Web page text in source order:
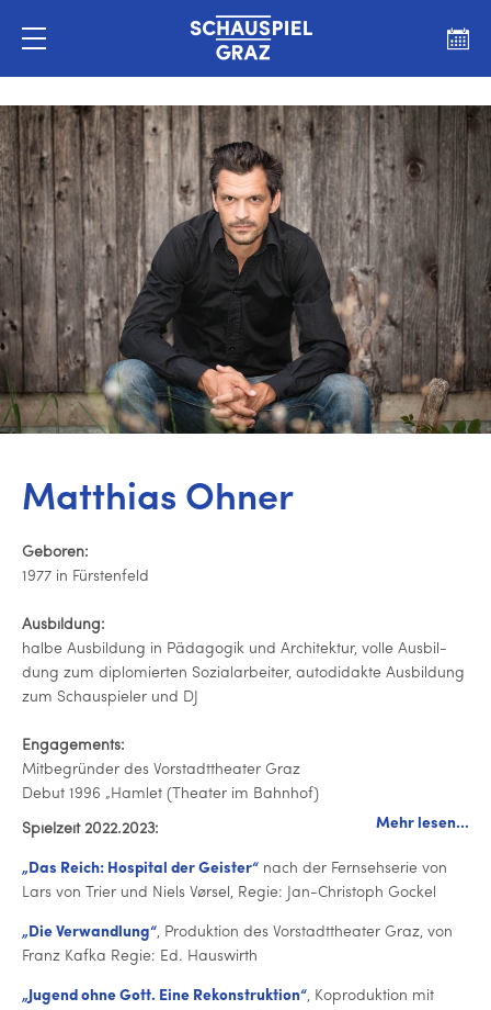
Matthias Ohner
Geboren:
1977 in Fürs­ten­feld
Aus­bil­dung:
halbe Aus­bil­dung in Pädagogik und Ar­chi­tek­tur, volle Aus­bil­
dung zum di­plo­mier­ten So­zi­al­ar­bei­ter, au­to­di­dak­te Aus­bil­dung
zum Schau­spie­ler und DJ
En­ga­ge­ments:
Mit­be­grün­der des Vor­stadt­thea­ter Graz
Debut 1996 „Hamlet (Theater im Bahnhof)
Mehr lesen...
Spielzeit 2022.2023:
„Das Reich: Hospital der Geister“ nach der Fern­seh­se­rie von
Lars von Trier und Niels Vørsel, Regie: Jan-Chris­toph Gockel
„Die Ver­wand­lung“, Pro­duk­ti­on des Vor­stadt­thea­ter Graz, von
Franz Kafka Regie: Ed. Hauswirth
„Jugend ohne Gott. Eine Re­kon­struk­ti­on“, Ko­pro­duk­ti­on mit